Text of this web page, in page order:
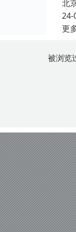
北
24-
更
被浏览